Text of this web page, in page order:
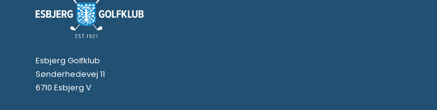
Esbjerg Golfklub
Sønderhedevej 11
6710 Esbjerg V